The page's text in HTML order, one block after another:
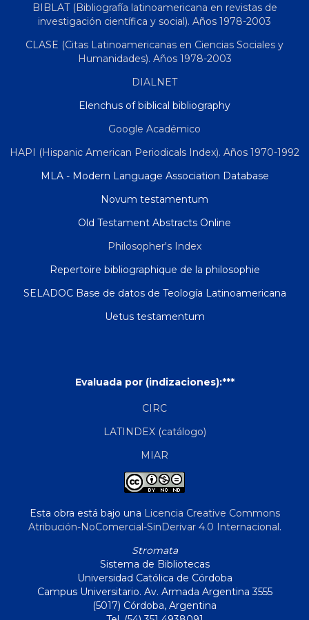
BIBLAT (Bibliografía latinoamericana en revistas de
investigación científica y social). Años 1978-2003
CLASE (Citas Latinoamericanas en Ciencias Sociales y
Humanidades). Años 1978-2003
DIALNET
Elenchus of biblical bibliography
Google Académico
HAPI (Hispanic American Periodicals Index). Años 1970-1992
MLA - Modern Language Association Database
Novum testamentum
Old Testament Abstracts Online
Philosopher's Index
Repertoire bibliographique de la philosophie
SELADOC Base de datos de Teología Latinoamericana
Uetus testamentum
Evaluada por (indizaciones):***
CIRC
LATINDEX (catálogo)
MIAR
Esta obra está bajo una Licencia Creative Commons
Atribución-NoComercial-SinDerivar 4.0 Internacional.
Stromata
Sistema de Bibliotecas
Universidad Católica de Córdoba
Campus Universitario. Av. Armada Argentina 3555
(5017) Córdoba, Argentina